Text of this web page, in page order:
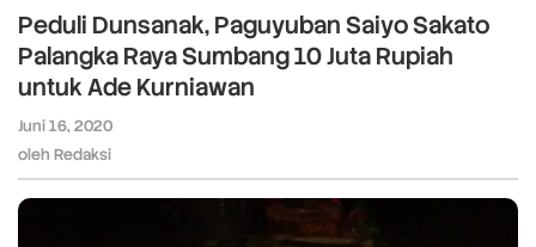
Paguyuban
Saiyo
Sakato
Palangka
Juta
Peduli Dunsanak, Paguyuban Saiyo Sakato
Palangka Raya Sumbang 10 Juta Rupiah
untuk Ade Kurniawan
Juni 16, 2020
oleh Redaksi